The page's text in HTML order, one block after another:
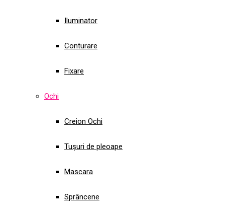
Iluminator
Conturare
Fixare
Ochi
Creion Ochi
Tușuri de pleoape
Mascara
Sprâncene